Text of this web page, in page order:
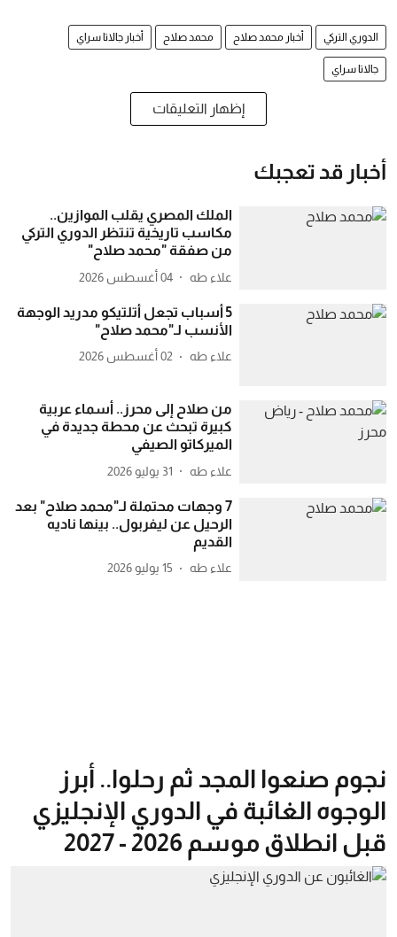
الدوري التركي أخبار محمد صلاح محمد صلاح أخبار جالاتا سراي
جالاتا سراي
إظهار التعليقات
أخبار قد تعجبك
الملك المصري يقلب الموازين..
مكاسب تاريخية تنتظر الدوري التركي
من صفقة "محمد صلاح"
علاء طه 04 أغسطس 2026
5 أسباب تجعل أتلتيكو مدريد الوجهة
الأنسب لـ"محمد صلاح"
علاء طه 02 أغسطس 2026
من صلاح إلى محرز.. أسماء عربية
كبيرة تبحث عن محطة جديدة في
الميركاتو الصيفي
علاء طه 31 يوليو 2026
7 وجهات محتملة لـ"محمد صلاح" بعد
الرحيل عن ليفربول.. بينها ناديه
القديم
علاء طه 15 يوليو 2026
نجوم صنعوا المجد ثم رحلوا.. أبرز
الوجوه الغائبة في الدوري الإنجليزي
قبل انطلاق موسم 2026 - 2027